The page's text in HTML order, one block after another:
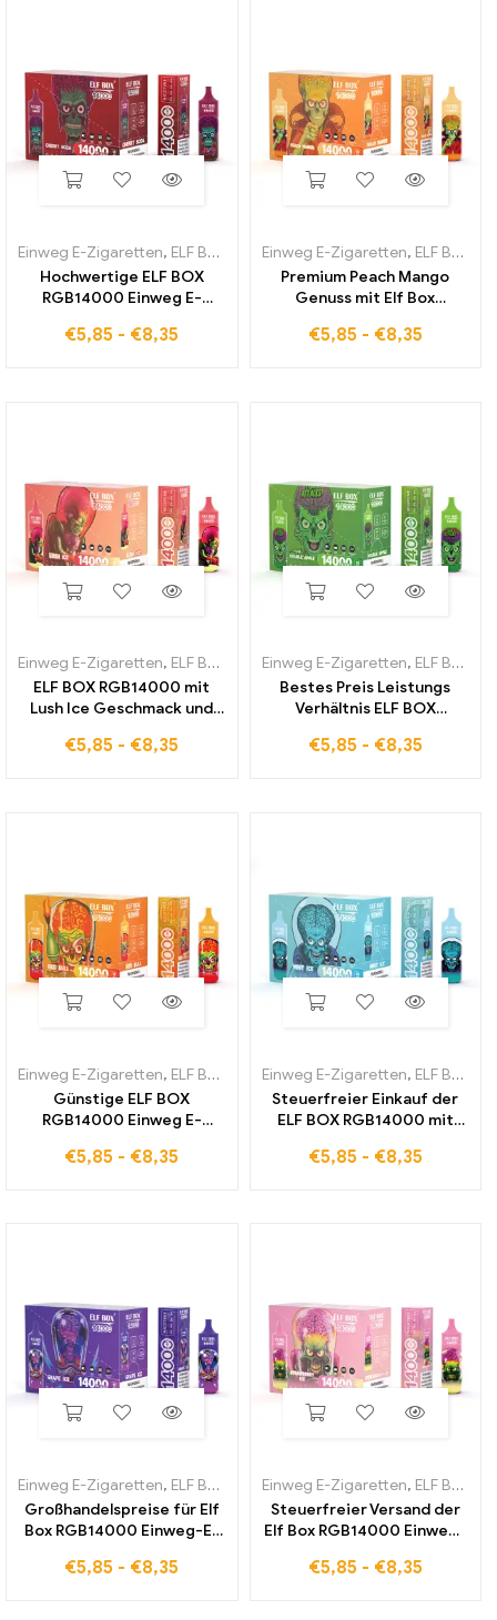
Einweg E-Zigaretten, ELF BOX RGB14000
Hochwertige ELF BOX
RGB14000 Einweg E-
Geschmack und
€5,85 - €8,35
Einweg E-Zigaretten, ELF BOX RGB14000
Premium Peach Mango
Genuss mit Elf Box
Zigarette
€5,85 - €8,35
Einweg E-Zigaretten, ELF BOX RGB14000
ELF BOX RGB14000 mit
Lush Ice Geschmack und
€5,85 - €8,35
Einweg E-Zigaretten, ELF BOX RGB14000
Bestes Preis Leistungs
Verhältnis ELF BOX
Zigarette mit Double Apple
€5,85 - €8,35
Einweg E-Zigaretten, ELF BOX RGB14000
Günstige ELF BOX
RGB14000 Einweg E-
Aroma
€5,85 - €8,35
Einweg E-Zigaretten, ELF BOX RGB14000
Steuerfreier Einkauf der
ELF BOX RGB14000 mit
€5,85 - €8,35
Einweg E-Zigaretten, ELF BOX RGB14000
Großhandelspreise für Elf
Box RGB14000 Einweg-E-
Geschmack
€5,85 - €8,35
Einweg E-Zigaretten, ELF BOX RGB14000
Steuerfreier Versand der
Elf Box RGB14000 Einweg-
innerhalb Europas
€5,85 - €8,35